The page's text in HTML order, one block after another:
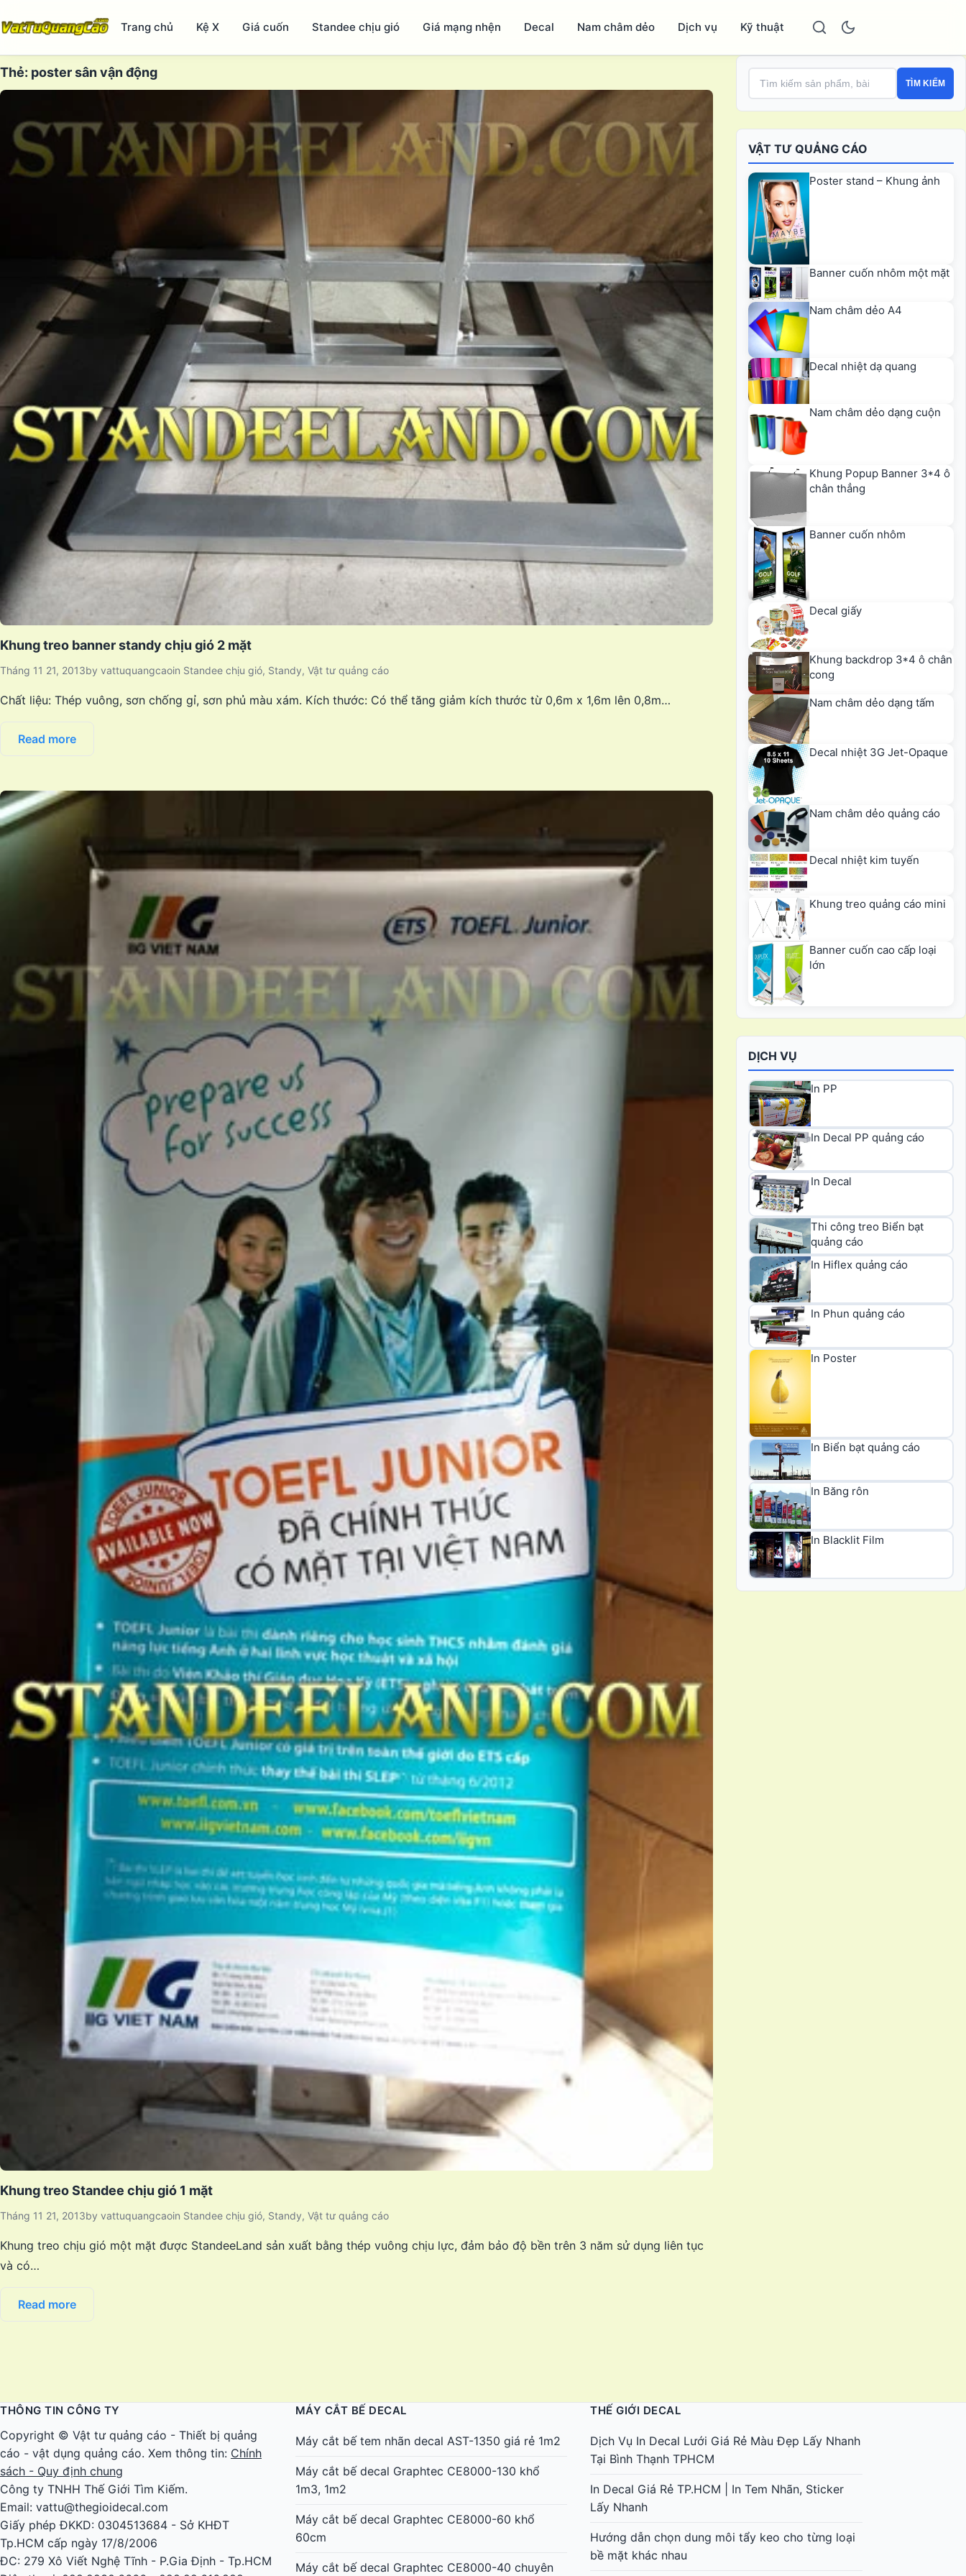
Trang chủ Kệ X Giá cuốn Standee chịu gió Giá mạng nhện Decal Nam châm dẻo Dịch vụ Kỹ thuật
Thẻ: poster sân vận động
Khung treo banner standy chịu gió 2 mặt
Tháng 11 21, 2013by vattuquangcaoin Standee chịu gió, Standy, Vật tư quảng cáo
Chất liệu: Thép vuông, sơn chống gỉ, sơn phủ màu xám. Kích thước: Có thể tăng giảm kích thước từ 0,6m x 1,6m lên 0,8m…
Read more
Khung treo Standee chịu gió 1 mặt
Tháng 11 21, 2013by vattuquangcaoin Standee chịu gió, Standy, Vật tư quảng cáo
Khung treo chịu gió một mặt được StandeeLand sản xuất bằng thép vuông chịu lực, đảm bảo độ bền trên 3 năm sử dụng liên tục
và có…
Read more
TÌM KIẾM
VẬT TƯ QUẢNG CÁO
Poster stand – Khung ảnh
Banner cuốn nhôm một mặt
Nam châm dẻo A4
Decal nhiệt dạ quang
Nam châm dẻo dạng cuộn
Khung Popup Banner 3*4 ô
chân thẳng
Banner cuốn nhôm
Decal giấy
Khung backdrop 3*4 ô chân
cong
Nam châm dẻo dạng tấm
Decal nhiệt 3G Jet-Opaque
Nam châm dẻo quảng cáo
Decal nhiệt kim tuyến
Khung treo quảng cáo mini
Banner cuốn cao cấp loại
lớn
DỊCH VỤ
In PP
In Decal PP quảng cáo
In Decal
Thi công treo Biển bạt
quảng cáo
In Hiflex quảng cáo
In Phun quảng cáo
In Poster
In Biển bạt quảng cáo
In Băng rôn
In Blacklit Film
THÔNG TIN CÔNG TY
Copyright © Vật tư quảng cáo - Thiết bị quảng
cáo - vật dụng quảng cáo. Xem thông tin: Chính
sách - Quy định chung
Công ty TNHH Thế Giới Tìm Kiếm.
Email: vattu@thegioidecal.com
Giấy phép ĐKKD: 0304513684 - Sở KHĐT
Tp.HCM cấp ngày 17/8/2006
ĐC: 279 Xô Viết Nghệ Tĩnh - P.Gia Định - Tp.HCM
MÁY CẮT BẾ DECAL
Máy cắt bế tem nhãn decal AST-1350 giá rẻ 1m2
Máy cắt bế decal Graphtec CE8000-130 khổ
1m3, 1m2
Máy cắt bế decal Graphtec CE8000-60 khổ
60cm
Máy cắt bế decal Graphtec CE8000-40 chuyên
THẾ GIỚI DECAL
Dịch Vụ In Decal Lưới Giá Rẻ Màu Đẹp Lấy Nhanh
Tại Bình Thạnh TPHCM
In Decal Giá Rẻ TP.HCM | In Tem Nhãn, Sticker
Lấy Nhanh
Hướng dẫn chọn dung môi tẩy keo cho từng loại
bề mặt khác nhau